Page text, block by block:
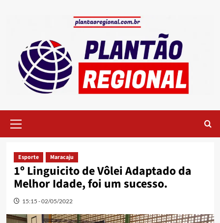
Menu
Esporte Maracaju
1º Linguicito de Vôlei Adaptado da
Melhor Idade, foi um sucesso.
15:15 - 02/05/2022